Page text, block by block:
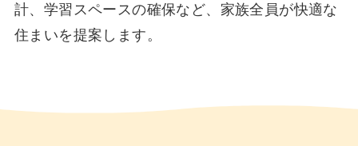
計、学習スペースの確保など、家族全員が快適な
住まいを提案します。